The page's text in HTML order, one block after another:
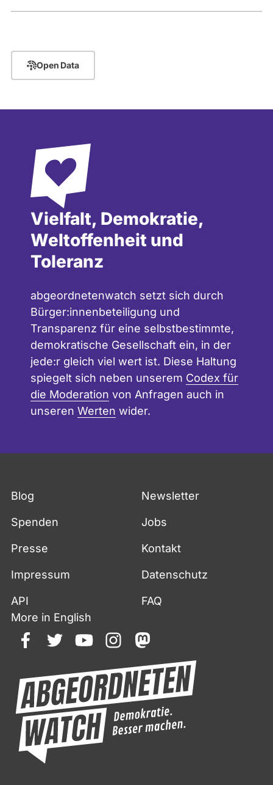
Open Data
Vielfalt, Demokratie,
Weltoffenheit und
Toleranz
abgeordnetenwatch setzt sich durch
Bürger:innenbeteiligung und
Transparenz für eine selbstbestimmte,
demokratische Gesellschaft ein, in der
jede:r gleich viel wert ist. Diese Haltung
spiegelt sich neben unserem Codex für
die Moderation von Anfragen auch in
unseren Werten wider.
Blog Newsletter
Spenden Jobs
Presse Kontakt
Impressum Datenschutz
API
FAQ
More in English
facebooktwitteryoutubeinstagrammastodon